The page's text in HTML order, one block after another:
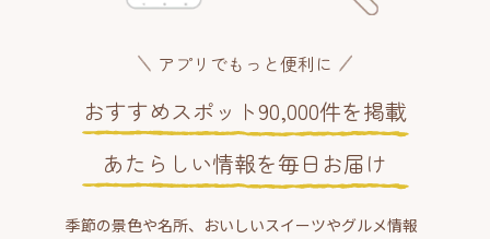
アプリでもっと便利に
おすすめスポット90,000件を掲載
あたらしい情報を毎日お届け
季節の景色や名所、おいしいスイーツやグルメ情報